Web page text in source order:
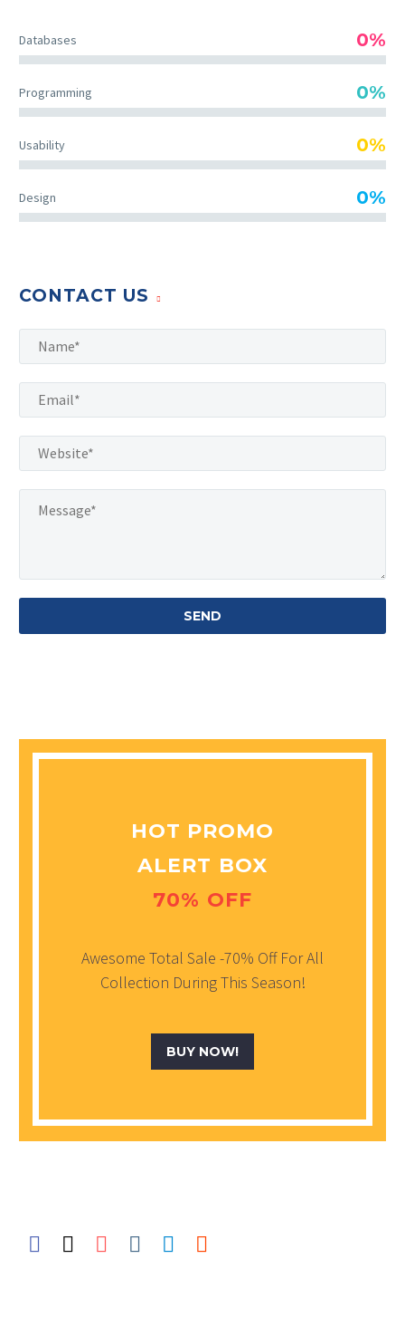
Databases 0%
Programming 0%
Usability 0%
Design 0%
CONTACT US
HOT PROMO
ALERT BOX
70% OFF
Awesome Total Sale -70% Off For All
Collection During This Season!
BUY NOW!